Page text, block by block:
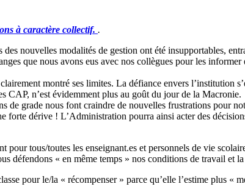
à caractère collectif. .
nouvelles modalités de gestion ont été insupportables,
que nous avons eus avec nos collègues pour les
montré ses limites. La défiance envers l’institution
CAP, n’est évidemment plus au goût du jour de la Macronie.
de grade nous font craindre de nouvelles frustrations pour
dérive ! L’Administration pourra ainsi acter des
tous/toutes les enseignant.es et personnels de vie
défendons « en même temps » nos conditions de travail et
pour le/la « récompenser » parce qu’elle l’estime plus «